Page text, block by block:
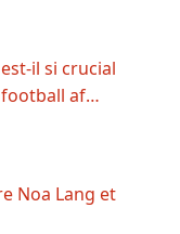
il si crucial
af…
Noa Lang et